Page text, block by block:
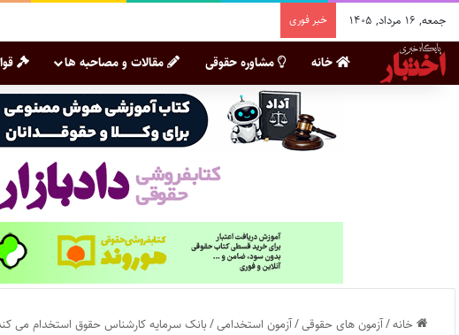
جمعه, ۱۶ مرداد, ۱۴۰۵ خبر فوری
خانه مشاوره حقوقی مقالات و مصاحبه ها
خانه/آزمون های حقوقی/آزمون استخدامی/بانک سرمایه کارشناس حقوق استخدام می